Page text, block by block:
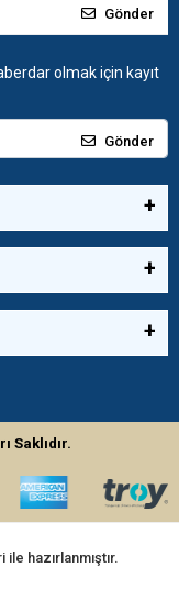
Gönder
olmak için kayıt
Gönder
Saklıdır.
hazırlanmıştır.